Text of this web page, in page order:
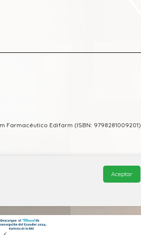
Edifarm (ISBN: 9798281009201)
© 2026, QuickMed de
Aceptar